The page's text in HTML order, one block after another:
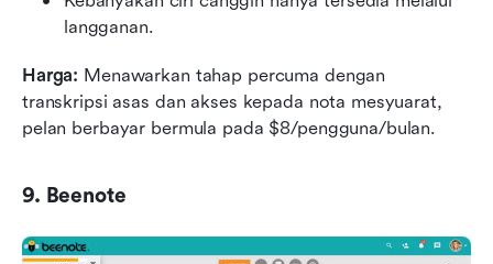
langganan.
Harga: Menawarkan tahap percuma dengan
transkripsi asas dan akses kepada nota mesyuarat,
pelan berbayar bermula pada $8/pengguna/bulan.
9. Beenote